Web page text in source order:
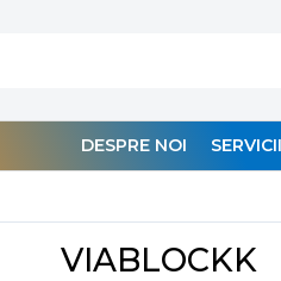
DESPRE NOI SERVICII
VIABLOCKK